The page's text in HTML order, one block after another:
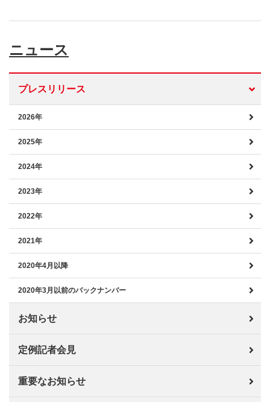
ニュース
プレスリリース
2026年
2025年
2024年
2023年
2022年
2021年
2020年4月以降
2020年3月以前のバックナンバー
お知らせ
定例記者会見
重要なお知らせ